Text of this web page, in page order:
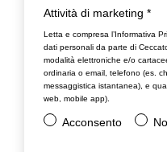
Attività di marketing *
Letta e compresa l’ Informativa
dati personali da parte di
modalità elettroniche e/o
ordinaria o email, telefono (es.
messaggistica istantanea), e
web, mobile app).
Acconsento